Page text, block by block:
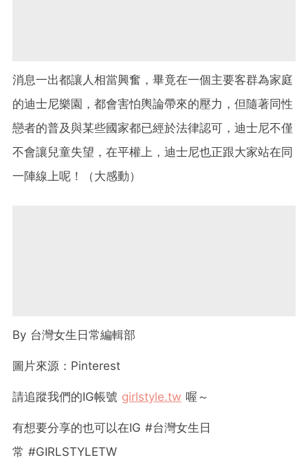
消息一出都讓人相當興奮，畢竟在一個主要客群為家庭
的迪士尼樂園，都會害怕輿論帶來的壓力，但隨著同性
戀者的普及與某些國家都已經於法律認可，迪士尼不僅
不會讓兒童失望，在平權上，迪士尼也正跟大家站在同
一陣線上呢！（大感動）
By 台灣女生日常編輯部
圖片來源：Pinterest
請追蹤我們的IG帳號 girlstyle.tw 喔～
有想要分享的也可以在IG #台灣女生日
常 #GIRLSTYLETW